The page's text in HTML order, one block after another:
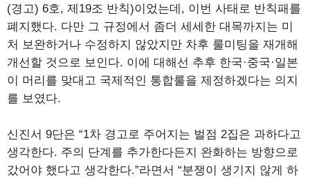
(경고) 6호, 제19조 반칙)이었는데, 이번 사태로 반칙패를
폐지했다. 다만 그 규정에서 좀더 세세한 대목까지는 미
처 보완하거나 수정하지 않았지만 차후 룰미팅을 재개해
개선할 것으로 보인다. 이에 대해선 추후 한국·중국·일본
이 머리를 맞대고 국제적인 통합룰을 제정하겠다는 의지
를 보였다.
신진서 9단은 “1차 경고로 주어지는 벌점 2집은 과하다고
생각한다. 주의 단계를 추가한다든지 완화하는 방향으로
갔어야 했다고 생각한다.”라면서 “분쟁이 생기지 않게 하